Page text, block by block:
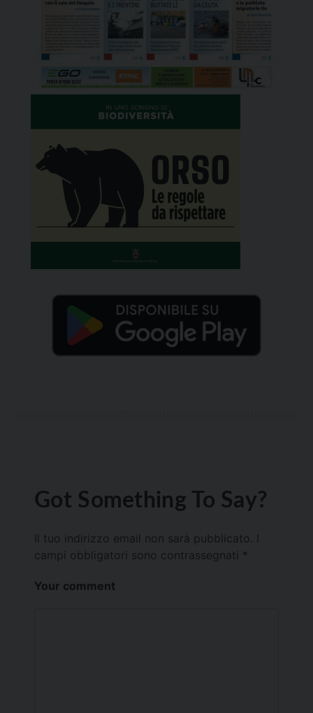
Got Something To Say?
Il tuo indirizzo email non sarà pubblicato.
campi obbligatori sono contrassegnati *
Your comment